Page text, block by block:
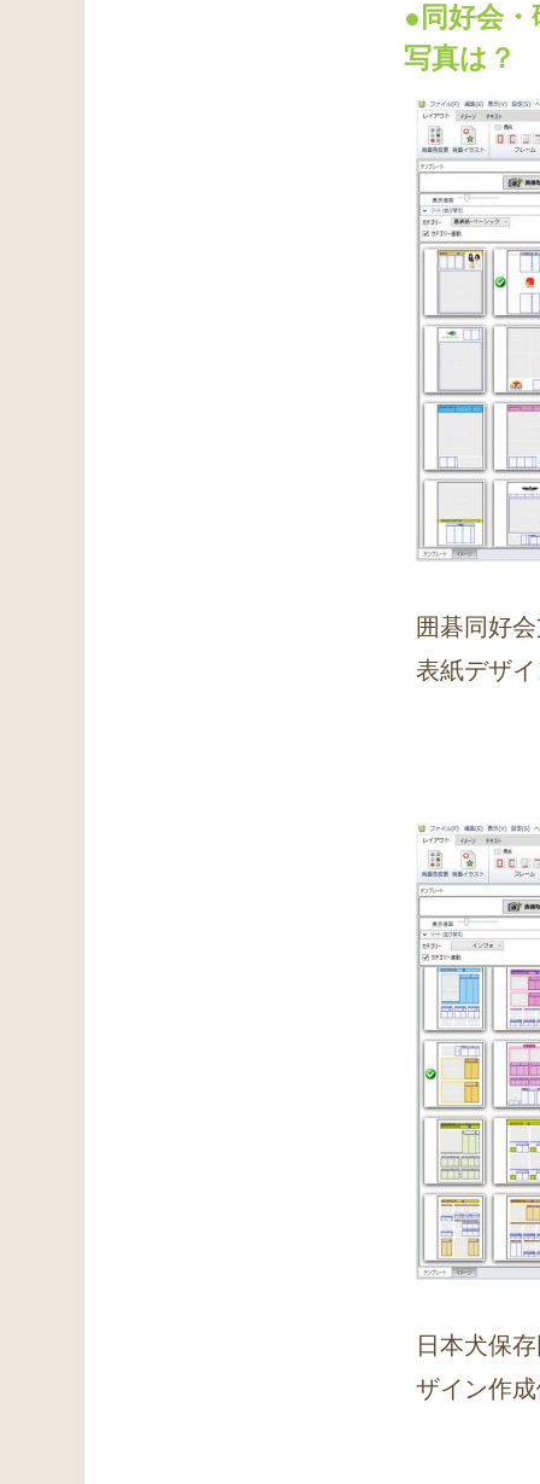
●同好会
写真は？
囲碁同好
表紙デザ
日本犬保
ザイン作